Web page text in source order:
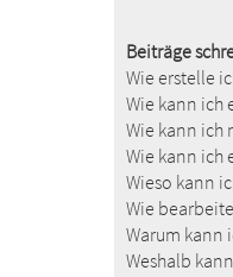
Beiträge
Wie erstelle
Wie kann ich
Wie kann ich
Wie kann ich
Wieso kann
Wie
Warum kann
Weshalb